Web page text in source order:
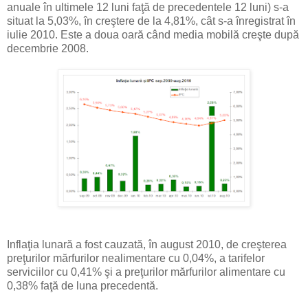
anuale în ultimele 12 luni faţă de precedentele 12 luni) s-a
situat la 5,03%, în creştere de la 4,81%, cât s-a înregistrat în
iulie 2010. Este a doua oară când media mobilă creşte după
decembrie 2008.
Inflaţia lunară a fost cauzată, în august 2010, de creşterea
preţurilor mărfurilor nealimentare cu 0,04%, a tarifelor
serviciilor cu 0,41% şi a preţurilor mărfurilor alimentare cu
0,38% faţă de luna precedentă.